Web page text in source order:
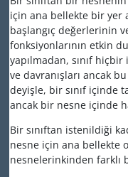
için ana bellekte bir yer
başlangıç değerlerinin
fonksiyonlarının etkin
yapılmadan, sınıf
ve davranışları ancak
deyişle, bir sınıf içinde
ancak bir nesne içinde
Bir sınıftan istenildiği
nesne için ana bellekte
nesnelerinkinden farklı